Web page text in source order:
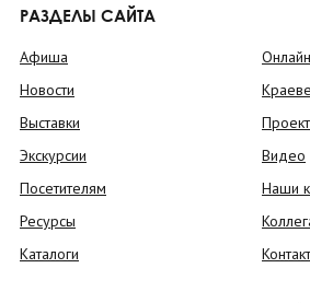
РАЗДЕЛЫ САЙТА
Афиша
Новости
Выставки
Экскурсии
Посетителям
Ресурсы
Каталоги
Видео
Наши